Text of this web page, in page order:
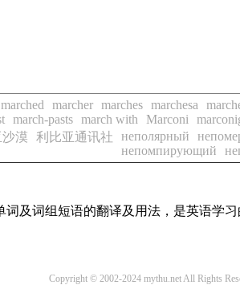
marched marcher marches marchesa
march-pasts march with Marconi
漠 利比亚通讯社 неполярный
непомпирующий
及词组短语的翻译及用法，是英语学习
Copyright © 2002-2024 mythu.net All Rights